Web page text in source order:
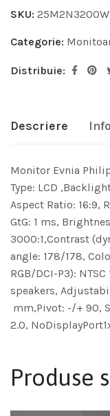
SKU:
Categorie:
Distribuie:
Descriere
Monitor Evnia
Type: LCD
Aspect Ratio: 16:9,
GtG: 1 ms,
3000:1,Contrast
angle: 178/178,
RGB/DCI-P3): NTSC
speakers,
mm,Pivot: -/+ 90,
2.0,
Produse